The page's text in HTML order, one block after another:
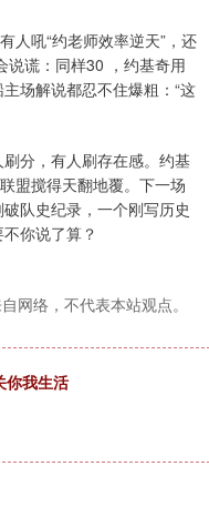
人吼“约老师效率逆天”，还
说谎：同样30 ，约基奇用
场解说都忍不住爆粗：“这
分，有人刷存在感。约基
盟搅得天翻地覆。下一场
队史纪录，一个刚写历史
你说了算？
网络，不代表本站观点。
你我生活